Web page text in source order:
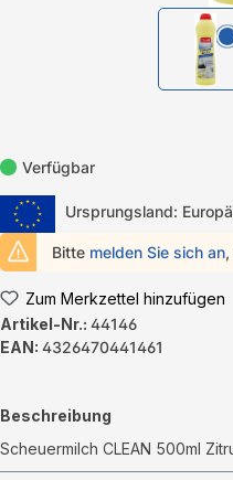
Verfügbar
Ursprungsland:
Bitte melden Sie sich an
Zum Merkzettel hinzufügen
Artikel-Nr.: 44146
EAN: 4326470441461
Beschreibung
Scheuermilch CLEAN 500ml